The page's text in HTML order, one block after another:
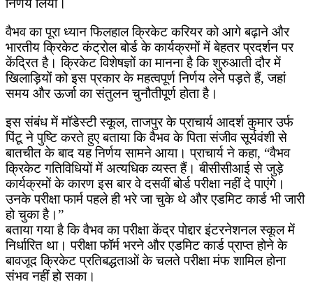
निर्णय लिया।
वैभव का पूरा ध्यान फिलहाल क्रिकेट करियर को आगे बढ़ाने और
भारतीय क्रिकेट कंट्रोल बोर्ड के कार्यक्रमों में बेहतर प्रदर्शन पर
केंद्रित है। क्रिकेट विशेषज्ञों का मानना है कि शुरुआती दौर में
खिलाड़ियों को इस प्रकार के महत्वपूर्ण निर्णय लेने पड़ते हैं, जहां
समय और ऊर्जा का संतुलन चुनौतीपूर्ण होता है।
इस संबंध में मॉडेस्टी स्कूल, ताजपुर के प्राचार्य आदर्श कुमार उर्फ
पिंटू ने पुष्टि करते हुए बताया कि वैभव के पिता संजीव सूर्यवंशी से
बातचीत के बाद यह निर्णय सामने आया। प्राचार्य ने कहा, “वैभव
क्रिकेट गतिविधियों में अत्यधिक व्यस्त हैं। बीसीसीआई से जुड़े
कार्यक्रमों के कारण इस बार वे दसवीं बोर्ड परीक्षा नहीं दे पाएंगे।
उनके परीक्षा फार्म पहले ही भरे जा चुके थे और एडमिट कार्ड भी जारी
हो चुका है।”
बताया गया है कि वैभव का परीक्षा केंद्र पोद्दार इंटरनेशनल स्कूल में
निर्धारित था। परीक्षा फॉर्म भरने और एडमिट कार्ड प्राप्त होने के
बावजूद क्रिकेट प्रतिबद्धताओं के चलते परीक्षा मंफ शामिल होना
संभव नहीं हो सका।